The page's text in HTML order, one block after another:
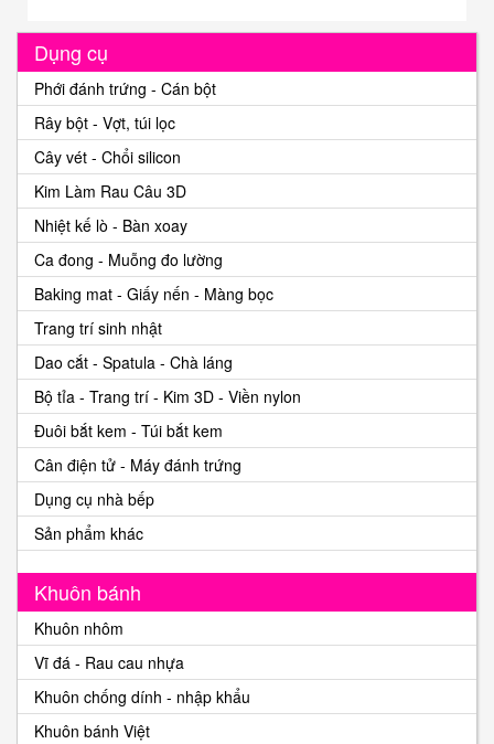
Dụng cụ
Phới đánh trứng - Cán bột
Rây bột - Vợt, túi lọc
Cây vét - Chổi silicon
Kim Làm Rau Câu 3D
Nhiệt kế lò - Bàn xoay
Ca đong - Muỗng đo lường
Baking mat - Giấy nến - Màng bọc
Trang trí sinh nhật
Dao cắt - Spatula - Chà láng
Bộ tỉa - Trang trí - Kim 3D - Viền nylon
Đuôi bắt kem - Túi bắt kem
Cân điện tử - Máy đánh trứng
Dụng cụ nhà bếp
Sản phẩm khác
Khuôn bánh
Khuôn nhôm
Vĩ đá - Rau cau nhựa
Khuôn chống dính - nhập khẩu
Khuôn bánh Việt